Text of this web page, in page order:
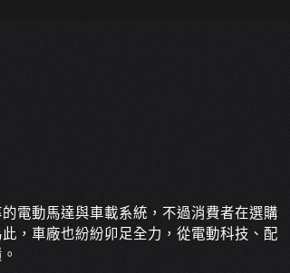
電動馬達與車載系統，不過消費者在選購
，車廠也紛紛卯足全力，從電動科技、配